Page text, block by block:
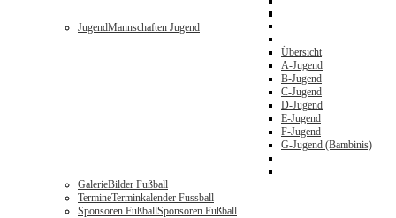
JugendMannschaften Jugend
Übersicht
A-Jugend
B-Jugend
C-Jugend
D-Jugend
E-Jugend
F-Jugend
G-Jugend (Bambinis)
GalerieBilder Fußball
TermineTerminkalender Fussball
Sponsoren FußballSponsoren Fußball